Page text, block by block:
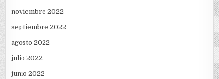
noviembre 2022
septiembre 2022
agosto 2022
julio 2022
junio 2022